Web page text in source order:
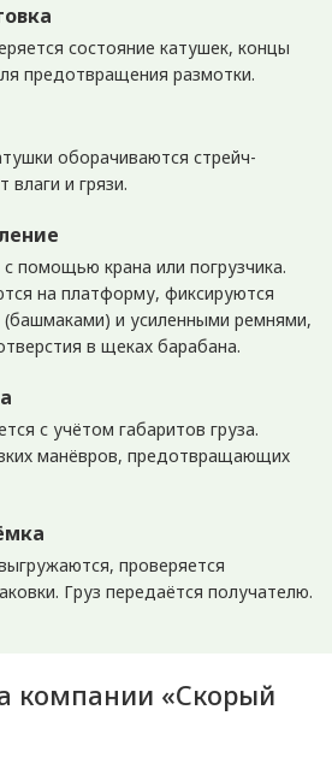
состояние катушек, концы
предотвращения размотки.
оборачиваются стрейч-
и грязи.
помощью крана или погрузчика.
на платформу, фиксируются
и усиленными ремнями,
в щеках барабана.
с учётом габаритов груза.
манёвров, предотвращающих
проверяется
Груз передаётся получателю.
компании «Скорый